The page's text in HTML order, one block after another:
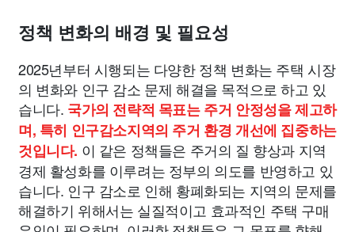
정책 변화의 배경 및 필요성
2025년부터 시행되는 다양한 정책 변화는 주택 시장
의 변화와 인구 감소 문제 해결을 목적으로 하고 있
습니다. 국가의 전략적 목표는 주거 안정성을 제고하
며, 특히 인구감소지역의 주거 환경 개선에 집중하는
것입니다. 이 같은 정책들은 주거의 질 향상과 지역
경제 활성화를 이루려는 정부의 의도를 반영하고 있
습니다. 인구 감소로 인해 황폐화되는 지역의 문제를
해결하기 위해서는 실질적이고 효과적인 주택 구매